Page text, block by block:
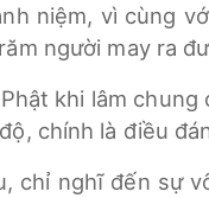
niệm, vì cùng
người may ra
khi lâm
chính là điều
chỉ nghĩ đến sự